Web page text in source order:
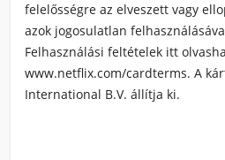
felelősségre az elveszett vagy
azok jogosulatlan
Felhasználási feltételek itt
www.netflix.com/cardterms. A
International B.V. állítja ki.